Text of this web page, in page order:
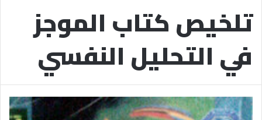
تلخيص كتاب الموجز
في التحليل النفسي